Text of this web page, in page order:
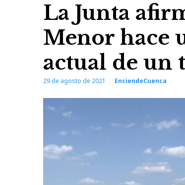
La Junta
Menor hace
actual de un
29 de agosto de 2021 EnciendeCuenca